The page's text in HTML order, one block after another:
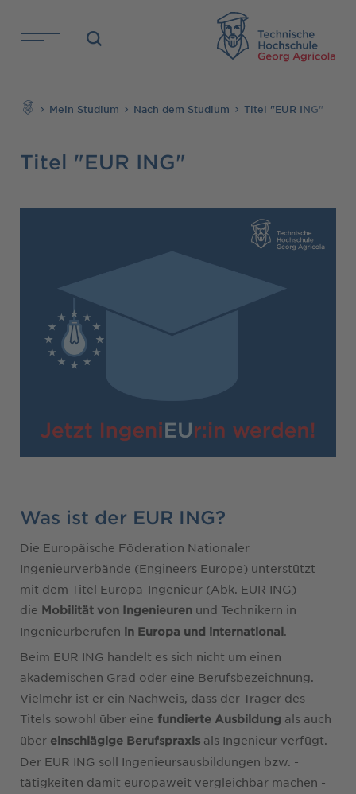
Direkt zu den Inhalten springen
Mein Studium Nach dem Studium Titel "EUR ING"
Titel "EUR ING"
Was ist der EUR ING?
Die Europäische Föderation Nationaler
Ingenieurverbände (Engineers Europe) unterstützt
mit dem Titel Europa-Ingenieur (Abk. EUR ING)
die Mobilität von Ingenieuren und Technikern in
Ingenieurberufen in Europa und international.
Beim EUR ING handelt es sich nicht um einen
akademischen Grad oder eine Berufsbezeichnung.
Vielmehr ist er ein Nachweis, dass der Träger des
Titels sowohl über eine fundierte Ausbildung als auch
über einschlägige Berufspraxis als Ingenieur verfügt.
Der EUR ING soll Ingenieursausbildungen bzw. -
tätigkeiten damit europaweit vergleichbar machen -